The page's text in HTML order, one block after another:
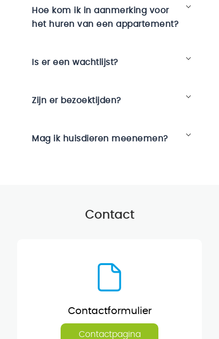
Hoe kom ik in aanmerking voor
het huren van een appartement?
Is er een wachtlijst?
Zijn er bezoektijden?
Mag ik huisdieren meenemen?
Contact
Contactformulier
Contactpagina